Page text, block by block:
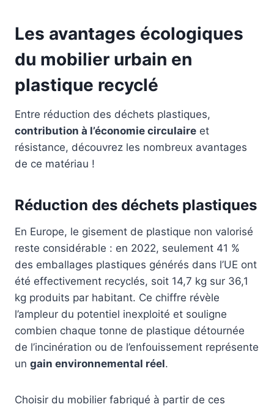
Les avantages écologiques
du mobilier urbain en
plastique recyclé
Entre réduction des déchets plastiques,
contribution à l’économie circulaire et
résistance, découvrez les nombreux avantages
de ce matériau !
Réduction des déchets plastiques
En Europe, le gisement de plastique non valorisé
reste considérable : en 2022, seulement 41 %
des emballages plastiques générés dans l’UE ont
été effectivement recyclés, soit 14,7 kg sur 36,1
kg produits par habitant. Ce chiffre révèle
l’ampleur du potentiel inexploité et souligne
combien chaque tonne de plastique détournée
de l’incinération ou de l’enfouissement représente
un gain environnemental réel.
Choisir du mobilier fabriqué à partir de ces